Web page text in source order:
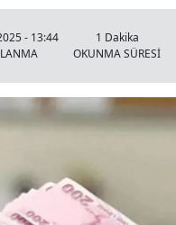
- 13:44
1 Dakika
OKUNMA SÜRESİ